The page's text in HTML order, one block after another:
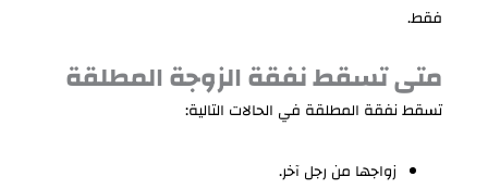
فقط.
متى تسقط نفقة الزوجة المطلقة
تسقط نفقة المطلقة في الحالات التالية:
زواجها من رجل آخر.